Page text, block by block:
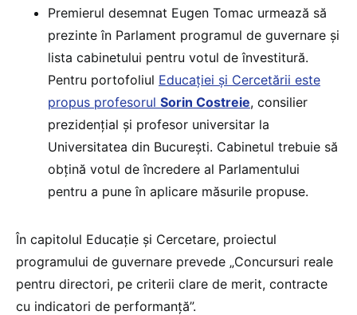
Premierul desemnat Eugen Tomac urmează să
prezinte în Parlament programul de guvernare și
lista cabinetului pentru votul de învestitură.
Pentru portofoliul Educației și Cercetării este
propus profesorul Sorin Costreie, consilier
prezidențial și profesor universitar la
Universitatea din București. Cabinetul trebuie să
obțină votul de încredere al Parlamentului
pentru a pune în aplicare măsurile propuse.
În capitolul Educație și Cercetare, proiectul
programului de guvernare prevede „Concursuri reale
pentru directori, pe criterii clare de merit, contracte
cu indicatori de performanță”.